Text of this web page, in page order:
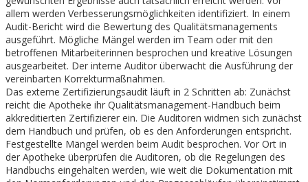
allem werden Verbesserungsmöglichkeiten identifiziert. In einem
Audit-Bericht wird die Bewertung des Qualitätsmanagements
ausgeführt. Mögliche Mängel werden im Team oder mit den
betroffenen Mitarbeiterinnen besprochen und kreative Lösungen
ausgearbeitet. Der interne Auditor überwacht die Ausführung der
vereinbarten Korrekturmaßnahmen.
Das externe Zertifizierungsaudit läuft in 2 Schritten ab: Zunächst
reicht die Apotheke ihr Qualitätsmanagement-Handbuch beim
akkreditierten Zertifizierer ein. Die Auditoren widmen sich zunächst
dem Handbuch und prüfen, ob es den Anforderungen entspricht.
Festgestellte Mängel werden beim Audit besprochen. Vor Ort in
der Apotheke überprüfen die Auditoren, ob die Regelungen des
Handbuchs eingehalten werden, wie weit die Dokumentation mit